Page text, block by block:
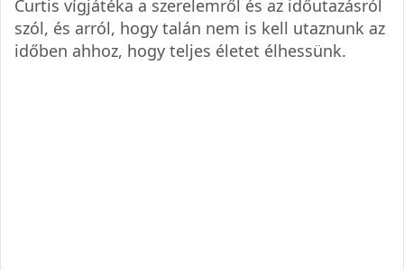
Curtis vígjátéka a szerelemről és az időutazásról
szól, és arról, hogy talán nem is kell utaznunk az
időben ahhoz, hogy teljes életet élhessünk.